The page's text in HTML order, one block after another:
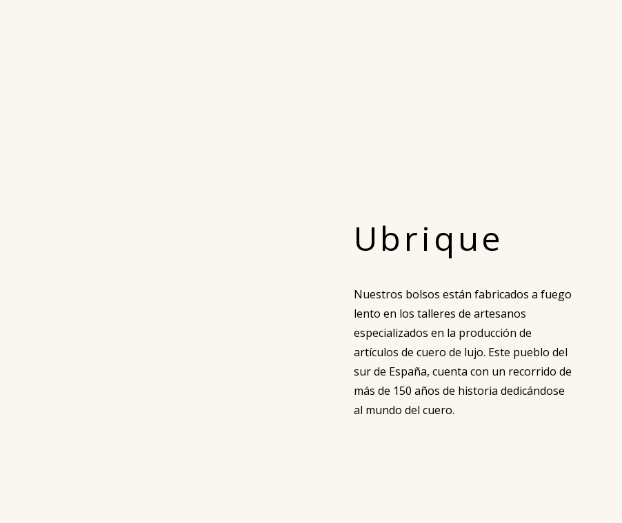
Ubrique
Nuestros bolsos están fabricados a fuego
lento en los talleres de artesanos
especializados en la producción de
artículos de cuero de lujo. Este pueblo del
sur de España, cuenta con un recorrido de
más de 150 años de historia dedicándose
al mundo del cuero.